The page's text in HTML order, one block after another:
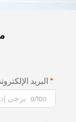
البريد الإلكتروني
0/100